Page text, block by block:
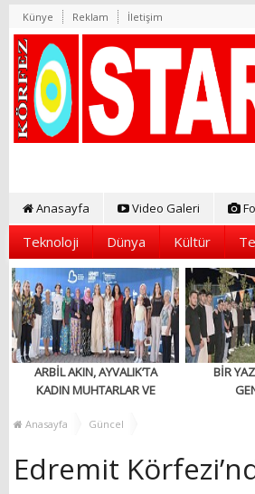
Künye Reklam İletişim
Anasayfa Video Galeri
Teknoloji Dünya Kültür
ARBİL AKIN, AYVALIK’TA
KADIN MUHTARLAR VE
BULUŞTU
BİR
Anasayfa Güncel
Edremit